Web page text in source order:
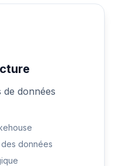
données
données